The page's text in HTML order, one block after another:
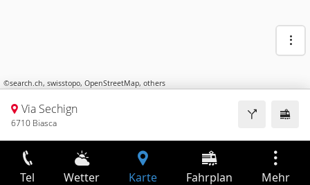
©search.ch, swisstopo, OpenStreetMap, others
Via Sechign
6710 Biasca
Tel Wetter Karte Fahrplan Mehr